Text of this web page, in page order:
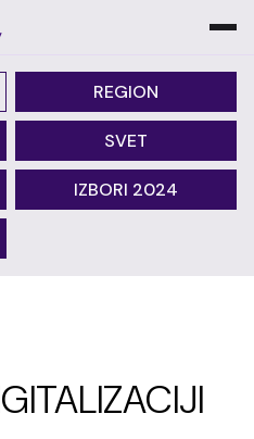
REGION
SVET
IZBORI 2024